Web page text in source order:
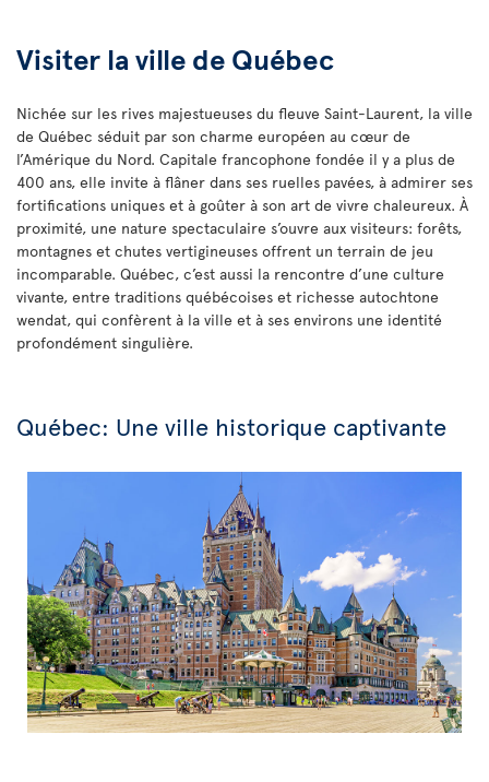
Visiter la ville de Québec
Nichée sur les rives majestueuses du fleuve Saint-Laurent, la ville
de Québec séduit par son charme européen au cœur de
l’Amérique du Nord. Capitale francophone fondée il y a plus de
400 ans, elle invite à flâner dans ses ruelles pavées, à admirer ses
fortifications uniques et à goûter à son art de vivre chaleureux. À
proximité, une nature spectaculaire s’ouvre aux visiteurs: forêts,
montagnes et chutes vertigineuses offrent un terrain de jeu
incomparable. Québec, c’est aussi la rencontre d’une culture
vivante, entre traditions québécoises et richesse autochtone
wendat, qui confèrent à la ville et à ses environs une identité
profondément singulière.
Québec: Une ville historique captivante